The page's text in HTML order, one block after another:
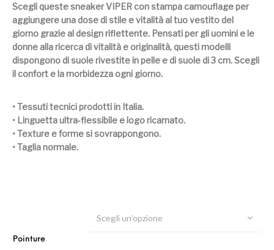
Scegli queste sneaker VIPER con stampa camouflage per
aggiungere una dose di stile e vitalità al tuo vestito del
giorno grazie al design riflettente. Pensati per gli uomini e le
donne alla ricerca di vitalità e originalità, questi modelli
dispongono di suole rivestite in pelle e di suole di 3 cm. Scegli
il confort e la morbidezza ogni giorno.
• Tessuti tecnici prodotti in Italia.
• Linguetta ultra-flessibile e logo ricamato.
• Texture e forme si sovrappongono.
• Taglia normale.
Pointure
Scegli un'opzione